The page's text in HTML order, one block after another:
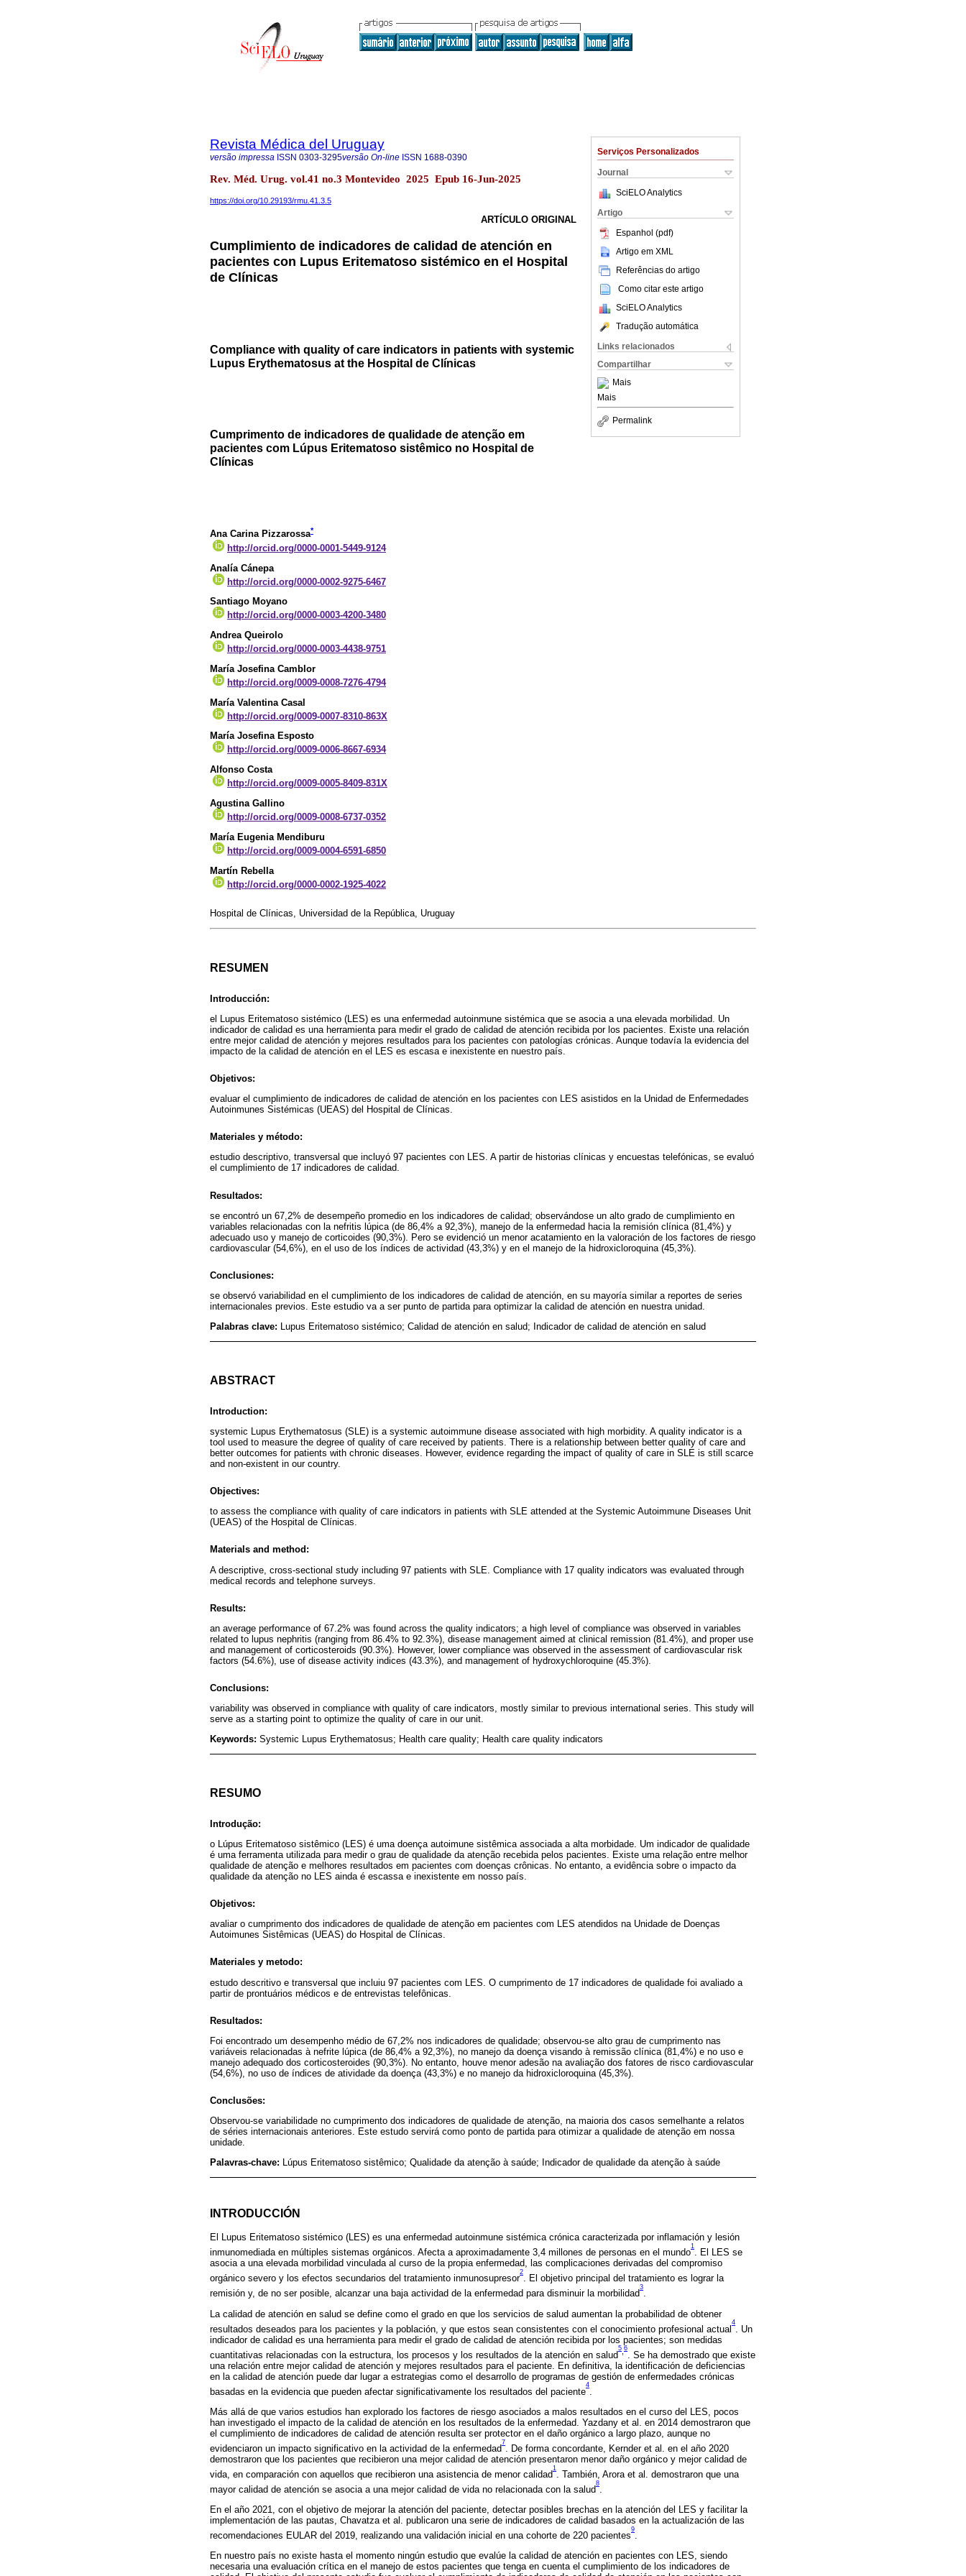
Serviços Personalizados
Journal
SciELO Analytics
Artigo
Espanhol (pdf)
Artigo em XML
Referências do artigo
Como citar este artigo
SciELO Analytics
Tradução automática
Links relacionados
Compartilhar
Mais
Mais
Permalink
Revista Médica del Uruguay
versão impressa ISSN 0303-3295versão On-line ISSN 1688-0390
Rev. Méd. Urug. vol.41 no.3 Montevideo 2025 Epub 16-Jun-2025
https://doi.org/10.29193/rmu.41.3.5
ARTÍCULO ORIGINAL
Cumplimiento de indicadores de calidad de atención en
pacientes con Lupus Eritematoso sistémico en el Hospital
de Clínicas
Compliance with quality of care indicators in patients with systemic
Lupus Erythematosus at the Hospital de Clínicas
Cumprimento de indicadores de qualidade de atenção em
pacientes com Lúpus Eritematoso sistêmico no Hospital de
Clínicas
Ana Carina Pizzarossa*
http://orcid.org/0000-0001-5449-9124
Analía Cánepa
http://orcid.org/0000-0002-9275-6467
Santiago Moyano
http://orcid.org/0000-0003-4200-3480
Andrea Queirolo
http://orcid.org/0000-0003-4438-9751
María Josefina Camblor
http://orcid.org/0009-0008-7276-4794
María Valentina Casal
http://orcid.org/0009-0007-8310-863X
María Josefina Esposto
http://orcid.org/0009-0006-8667-6934
Alfonso Costa
http://orcid.org/0009-0005-8409-831X
Agustina Gallino
http://orcid.org/0009-0008-6737-0352
María Eugenia Mendiburu
http://orcid.org/0009-0004-6591-6850
Martín Rebella
http://orcid.org/0000-0002-1925-4022
Hospital de Clínicas, Universidad de la República, Uruguay
RESUMEN
Introducción:
el Lupus Eritematoso sistémico (LES) es una enfermedad autoinmune sistémica que se asocia a una elevada morbilidad. Un
indicador de calidad es una herramienta para medir el grado de calidad de atención recibida por los pacientes. Existe una relación
entre mejor calidad de atención y mejores resultados para los pacientes con patologías crónicas. Aunque todavía la evidencia del
impacto de la calidad de atención en el LES es escasa e inexistente en nuestro país.
Objetivos:
evaluar el cumplimiento de indicadores de calidad de atención en los pacientes con LES asistidos en la Unidad de Enfermedades
Autoinmunes Sistémicas (UEAS) del Hospital de Clínicas.
Materiales y método:
estudio descriptivo, transversal que incluyó 97 pacientes con LES. A partir de historias clínicas y encuestas telefónicas, se evaluó
el cumplimiento de 17 indicadores de calidad.
Resultados:
se encontró un 67,2% de desempeño promedio en los indicadores de calidad; observándose un alto grado de cumplimiento en
variables relacionadas con la nefritis lúpica (de 86,4% a 92,3%), manejo de la enfermedad hacia la remisión clínica (81,4%) y
adecuado uso y manejo de corticoides (90,3%). Pero se evidenció un menor acatamiento en la valoración de los factores de riesgo
cardiovascular (54,6%), en el uso de los índices de actividad (43,3%) y en el manejo de la hidroxicloroquina (45,3%).
Conclusiones:
se observó variabilidad en el cumplimiento de los indicadores de calidad de atención, en su mayoría similar a reportes de series
internacionales previos. Este estudio va a ser punto de partida para optimizar la calidad de atención en nuestra unidad.
Palabras clave: Lupus Eritematoso sistémico; Calidad de atención en salud; Indicador de calidad de atención en salud
ABSTRACT
Introduction:
systemic Lupus Erythematosus (SLE) is a systemic autoimmune disease associated with high morbidity. A quality indicator is a
tool used to measure the degree of quality of care received by patients. There is a relationship between better quality of care and
better outcomes for patients with chronic diseases. However, evidence regarding the impact of quality of care in SLE is still scarce
and non-existent in our country.
Objectives:
to assess the compliance with quality of care indicators in patients with SLE attended at the Systemic Autoimmune Diseases Unit
(UEAS) of the Hospital de Clínicas.
Materials and method:
A descriptive, cross-sectional study including 97 patients with SLE. Compliance with 17 quality indicators was evaluated through
medical records and telephone surveys.
Results:
an average performance of 67.2% was found across the quality indicators; a high level of compliance was observed in variables
related to lupus nephritis (ranging from 86.4% to 92.3%), disease management aimed at clinical remission (81.4%), and proper use
and management of corticosteroids (90.3%). However, lower compliance was observed in the assessment of cardiovascular risk
factors (54.6%), use of disease activity indices (43.3%), and management of hydroxychloroquine (45.3%).
Conclusions:
variability was observed in compliance with quality of care indicators, mostly similar to previous international series. This study will
serve as a starting point to optimize the quality of care in our unit.
Keywords: Systemic Lupus Erythematosus; Health care quality; Health care quality indicators
RESUMO
Introdução:
o Lúpus Eritematoso sistêmico (LES) é uma doença autoimune sistêmica associada a alta morbidade. Um indicador de qualidade
é uma ferramenta utilizada para medir o grau de qualidade da atenção recebida pelos pacientes. Existe uma relação entre melhor
qualidade de atenção e melhores resultados em pacientes com doenças crônicas. No entanto, a evidência sobre o impacto da
qualidade da atenção no LES ainda é escassa e inexistente em nosso país.
Objetivos:
avaliar o cumprimento dos indicadores de qualidade de atenção em pacientes com LES atendidos na Unidade de Doenças
Autoimunes Sistêmicas (UEAS) do Hospital de Clínicas.
Materiales y metodo:
estudo descritivo e transversal que incluiu 97 pacientes com LES. O cumprimento de 17 indicadores de qualidade foi avaliado a
partir de prontuários médicos e de entrevistas telefônicas.
Resultados:
Foi encontrado um desempenho médio de 67,2% nos indicadores de qualidade; observou-se alto grau de cumprimento nas
variáveis relacionadas à nefrite lúpica (de 86,4% a 92,3%), no manejo da doença visando à remissão clínica (81,4%) e no uso e
manejo adequado dos corticosteroides (90,3%). No entanto, houve menor adesão na avaliação dos fatores de risco cardiovascular
(54,6%), no uso de índices de atividade da doença (43,3%) e no manejo da hidroxicloroquina (45,3%).
Conclusões:
Observou-se variabilidade no cumprimento dos indicadores de qualidade de atenção, na maioria dos casos semelhante a relatos
de séries internacionais anteriores. Este estudo servirá como ponto de partida para otimizar a qualidade de atenção em nossa
unidade.
Palavras-chave: Lúpus Eritematoso sistêmico; Qualidade da atenção à saúde; Indicador de qualidade da atenção à saúde
INTRODUCCIÓN
El Lupus Eritematoso sistémico (LES) es una enfermedad autoinmune sistémica crónica caracterizada por inflamación y lesión
inmunomediada en múltiples sistemas orgánicos. Afecta a aproximadamente 3,4 millones de personas en el mundo
1
. El LES se
asocia a una elevada morbilidad vinculada al curso de la propia enfermedad, las complicaciones derivadas del compromiso
orgánico severo y los efectos secundarios del tratamiento inmunosupresor
2
. El objetivo principal del tratamiento es lograr la
remisión y, de no ser posible, alcanzar una baja actividad de la enfermedad para disminuir la morbilidad
3
.
La calidad de atención en salud se define como el grado en que los servicios de salud aumentan la probabilidad de obtener
resultados deseados para los pacientes y la población, y que estos sean consistentes con el conocimiento profesional actual
4
. Un
indicador de calidad es una herramienta para medir el grado de calidad de atención recibida por los pacientes; son medidas
cuantitativas relacionadas con la estructura, los procesos y los resultados de la atención en salud
5 6
. Se ha demostrado que existe
una relación entre mejor calidad de atención y mejores resultados para el paciente. En definitiva, la identificación de deficiencias
en la calidad de atención puede dar lugar a estrategias como el desarrollo de programas de gestión de enfermedades crónicas
basadas en la evidencia que pueden afectar significativamente los resultados del paciente
4
Más allá de que varios estudios han explorado los factores de riesgo asociados a malos resultados en el curso del LES, pocos
han investigado el impacto de la calidad de atención en los resultados de la enfermedad. Yazdany et al. en 2014 demostraron que
el cumplimiento de indicadores de calidad de atención resulta ser protector en el daño orgánico a largo plazo, aunque no
evidenciaron un impacto significativo en la actividad de la enfermedad
7
. De forma concordante, Kernder et al. en el año 2020
demostraron que los pacientes que recibieron una mejor calidad de atención presentaron menor daño orgánico y mejor calidad de
vida, en comparación con aquellos que recibieron una asistencia de menor calidad
1
. También, Arora et al. demostraron que una
mayor calidad de atención se asocia a una mejor calidad de vida no relacionada con la salud
8
.
En el año 2021, con el objetivo de mejorar la atención del paciente, detectar posibles brechas en la atención del LES y facilitar la
implementación de las pautas, Chavatza et al. publicaron una serie de indicadores de calidad basados en la actualización de las
recomendaciones EULAR del 2019, realizando una validación inicial en una cohorte de 220 pacientes
9
.
En nuestro país no existe hasta el momento ningún estudio que evalúe la calidad de atención en pacientes con LES, siendo
necesaria una evaluación crítica en el manejo de estos pacientes que tenga en cuenta el cumplimiento de los indicadores de